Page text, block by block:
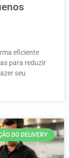
eficiente
para reduzir
seu
DO DELIVERY